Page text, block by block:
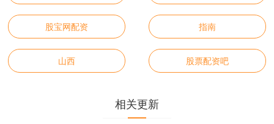
股宝网配资 指南
山西 股票配资吧
相关更新